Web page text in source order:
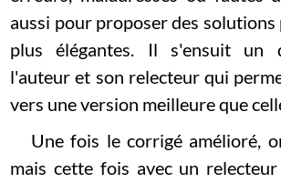
aussi pour proposer des solutions
plus élégantes. Il s'ensuit un
l'auteur et son relecteur qui
vers une version meilleure que
Une fois le corrigé amélioré,
mais cette fois avec un